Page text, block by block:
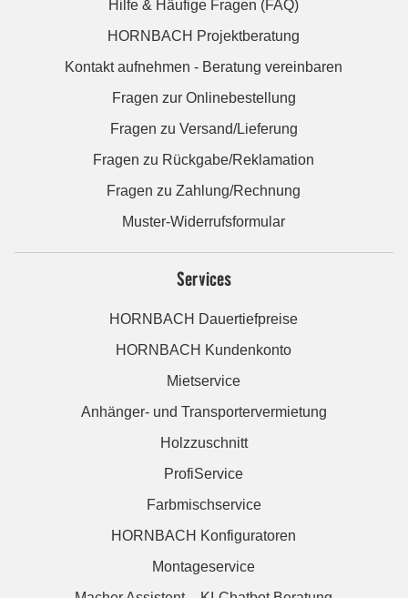
Hilfe & Häufige Fragen (FAQ)
HORNBACH Projektberatung
Kontakt aufnehmen - Beratung vereinbaren
Fragen zur Onlinebestellung
Fragen zu Versand/Lieferung
Fragen zu Rückgabe/Reklamation
Fragen zu Zahlung/Rechnung
Muster-Widerrufsformular
Services
HORNBACH Dauertiefpreise
HORNBACH Kundenkonto
Mietservice
Anhänger- und Transportervermietung
Holzzuschnitt
ProfiService
Farbmischservice
HORNBACH Konfiguratoren
Montageservice